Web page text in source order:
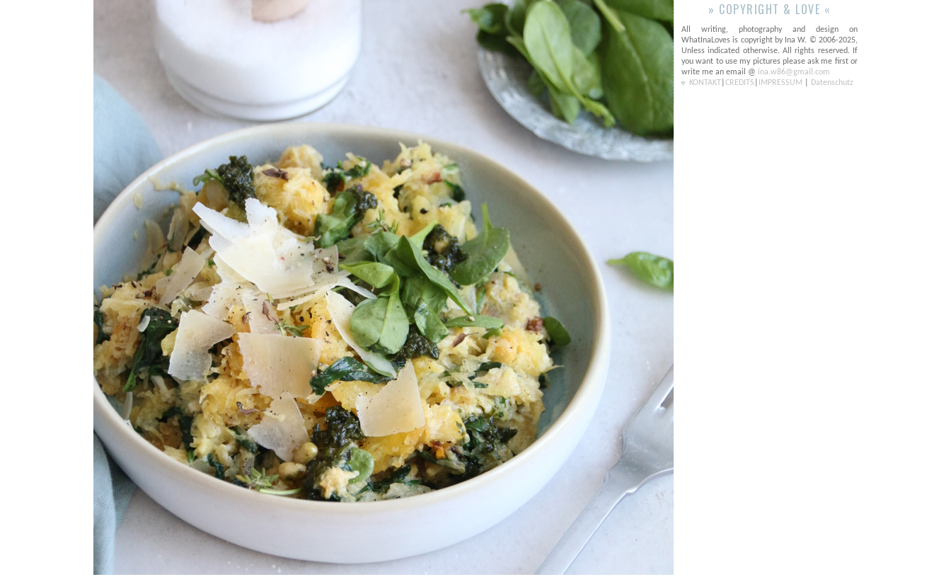
» COPYRIGHT & LOVE «
All writing, photography and design on
WhatInaLoves is copyright by Ina W. © 2006-2025,
Unless indicated otherwise. All rights reserved. If
you want to use my pictures please ask me first or
write me an email @ ina.w86@gmail.com
KONTAKT CREDITS IMPRESSUM Datenschutz